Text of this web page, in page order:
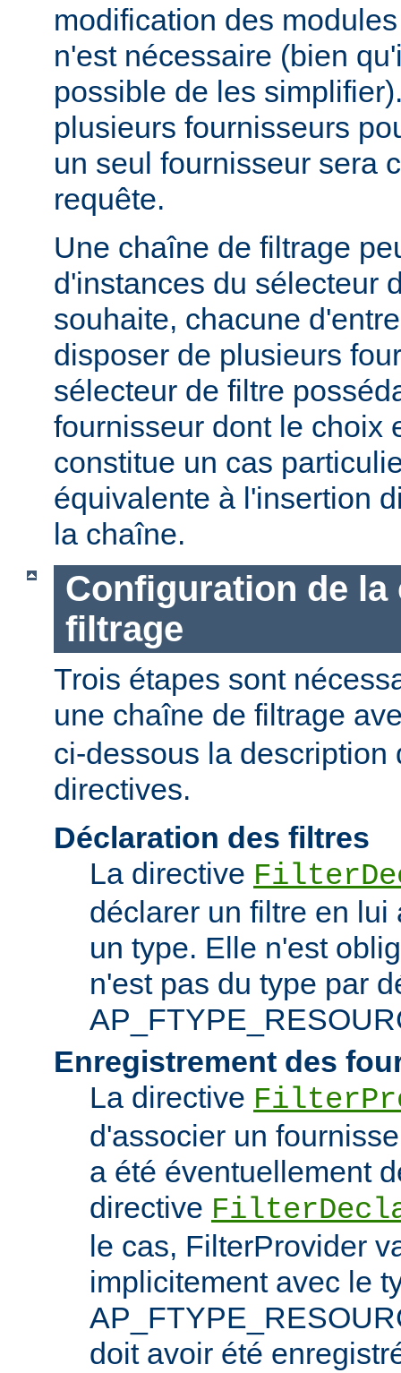
modification des
n'est nécessaire (bien
possible de les
plusieurs fournisseurs
un seul fournisseur sera
requête.
Une chaîne de filtrage
d'instances du sélecteur
souhaite, chacune
disposer de plusieurs
sélecteur de filtre
fournisseur dont le choix
constitue un cas
équivalente à l'insertion
la chaîne.
Configuration de la
filtrage
Trois étapes sont
une chaîne de filtrage
ci-dessous la description
directives.
Déclaration des filtres
La directive
déclarer un filtre en
un type. Elle n'est
n'est pas du type par
Enregistrement des
La directive
d'associer un
a été éventuellement
directive
le cas, FilterProvider
implicitement avec le
doit avoir été